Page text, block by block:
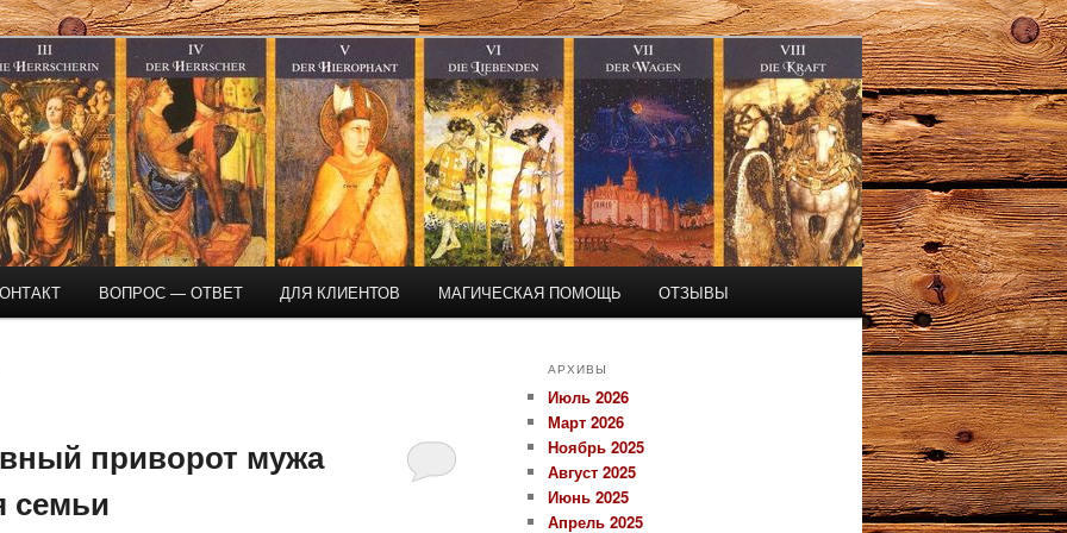
помощь
ВОПРОС — ОТВЕТ ДЛЯ КЛИЕНТОВ МАГИЧЕСКАЯ ПОМОЩЬ ОТЗЫВЫ
приворот мужа
семьи
АРХИВЫ
Июль 2026
Март 2026
Ноябрь 2025
Август 2025
Июнь 2025
Апрель 2025